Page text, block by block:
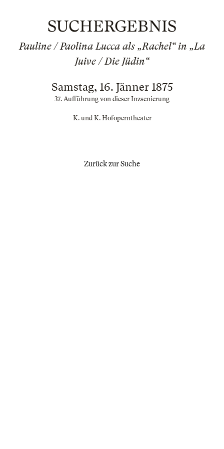
SUCHERGEBNIS
Pauline / Paolina Lucca als „Rachel“ in „La
Juive / Die Jüdin“
Samstag, 16. Jänner 1875
37. Aufführung von dieser Inzsenierung
K. und K. Hofoperntheater
Zurück zur Suche